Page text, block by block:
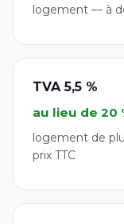
logement — à
TVA 5,5 %
au lieu de 20
logement de
prix TTC